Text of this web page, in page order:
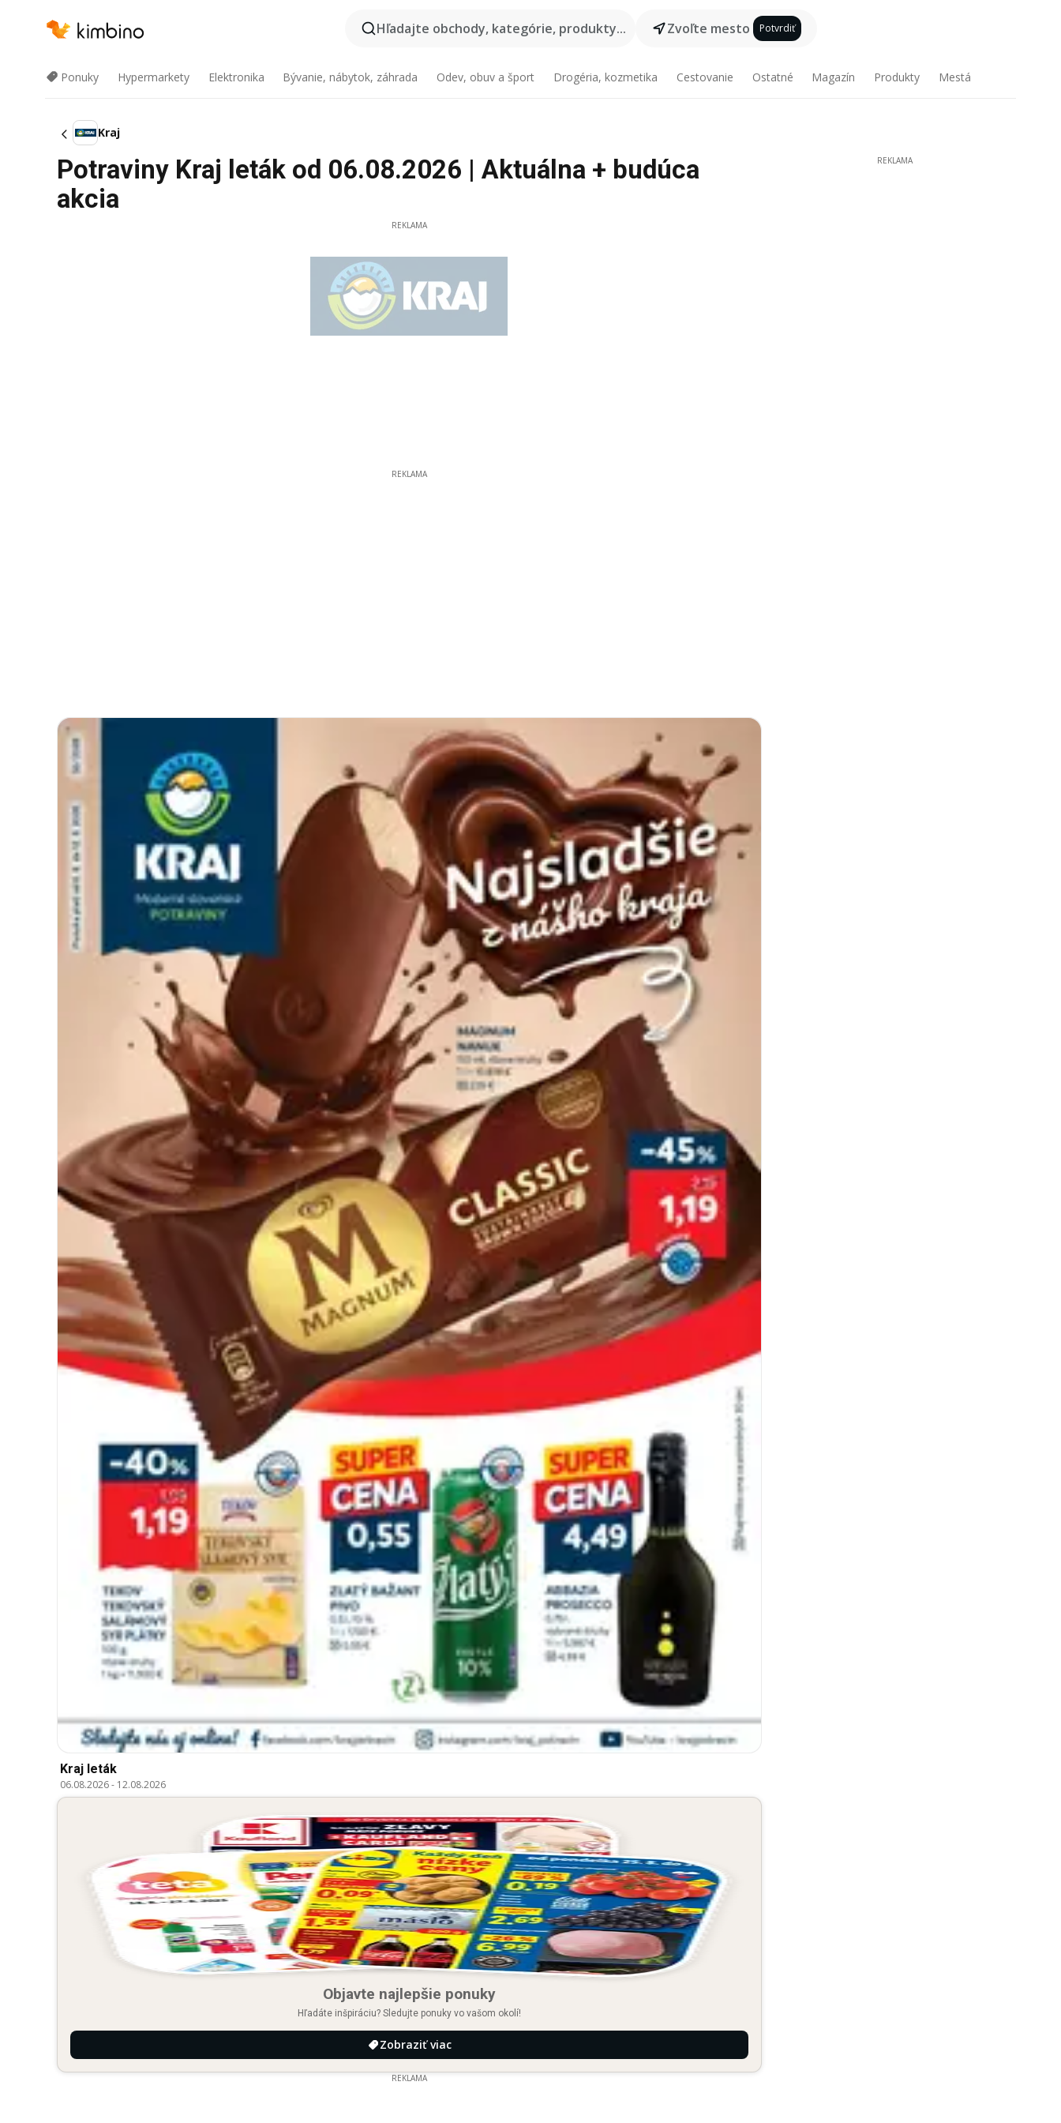
Hľadajte obchody, kategórie, produkty... Zvoľte mesto Potvrdiť
Ponuky Hypermarkety Elektronika Bývanie, nábytok, záhrada Odev, obuv a šport Drogéria, kozmetika Cestovanie Ostatné Magazín Produkty Mestá
Kraj
Potraviny Kraj leták od 06.08.2026 | Aktuálna + budúca
akcia
REKLAMA
REKLAMA
Kraj leták
06.08.2026- 12.08.2026
Objavte najlepšie ponuky
Hľadáte inšpiráciu? Sledujte ponuky vo vašom okolí!
Zobraziť viac
REKLAMA
REKLAMA